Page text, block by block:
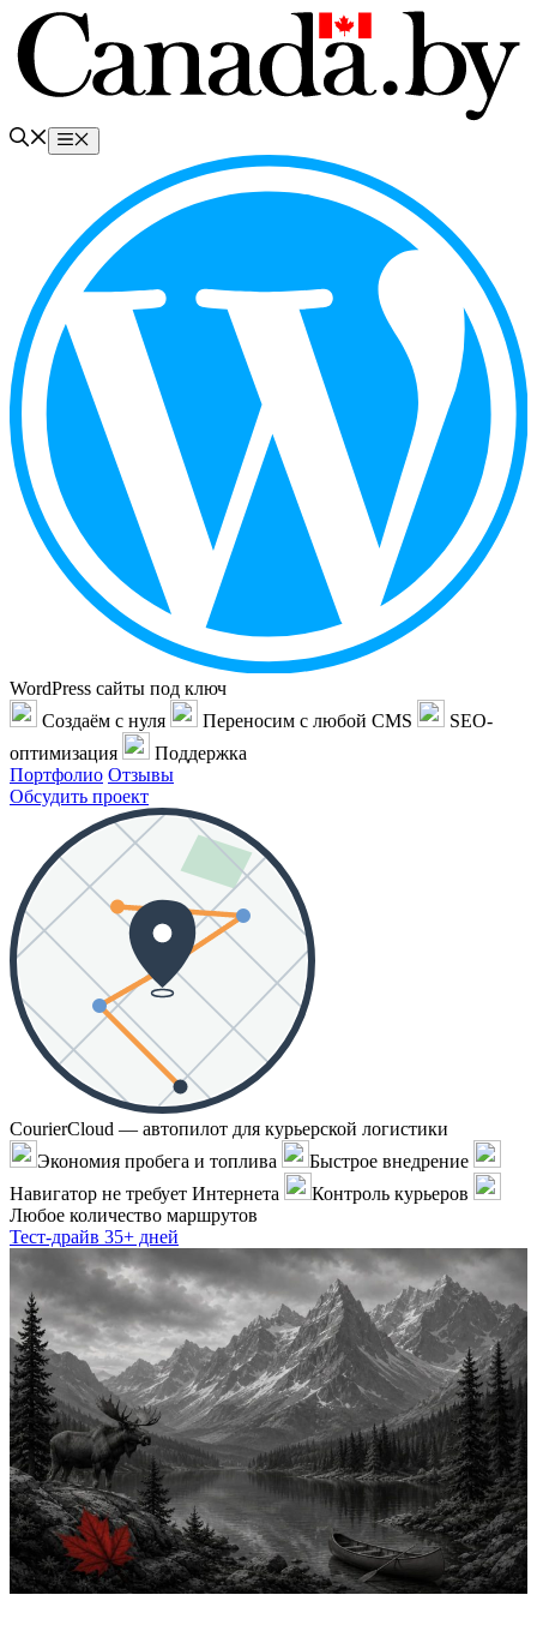
Перейти
содержимому
Меню
WordPress сайты под ключ
Создаём с нуля
Переносим с любой CMS
SEO-
оптимизация
Поддержка
Портфолио Отзывы
Обсудить проект
CourierCloud — автопилот для курьерской логистики
Экономия пробега и топлива
Быстрое внедрение
Навигатор не требует Интернета
Контроль курьеров
Любое количество маршрутов
Тест-драйв 35+ дней